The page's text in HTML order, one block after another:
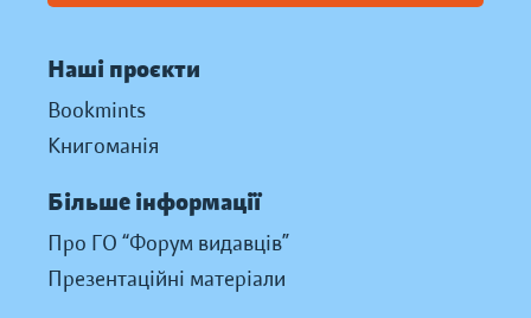
Наші проєкти
Bookmints
Книгоманія
Більше інформації
Про ГО “Форум видавців”
Презентаційні матеріали